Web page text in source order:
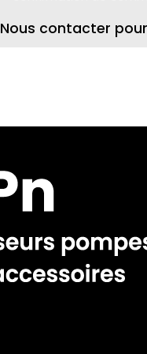
Nous contacter